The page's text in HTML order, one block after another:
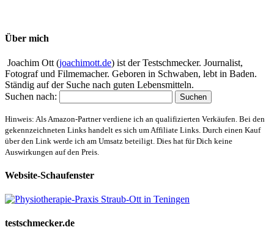
Über mich
Joachim Ott (joachimott.de) ist der Testschmecker. Journalist,
Fotograf und Filmemacher. Geboren in Schwaben, lebt in Baden.
Ständig auf der Suche nach guten Lebensmitteln.
Suchen nach:
Hinweis: Als Amazon-Partner verdiene ich an qualifizierten Verkäufen. Bei den
gekennzeichneten Links handelt es sich um Affiliate Links. Durch einen Kauf
über den Link werde ich am Umsatz beteiligt. Dies hat für Dich keine
Auswirkungen auf den Preis.
Website-Schaufenster
testschmecker.de